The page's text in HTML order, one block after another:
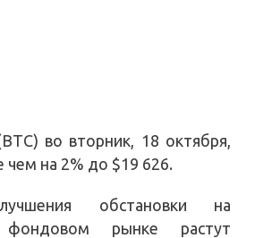
во вторник, 18 октября,
чем на 2% до $19 626.
обстановки на
фондовом рынке растут